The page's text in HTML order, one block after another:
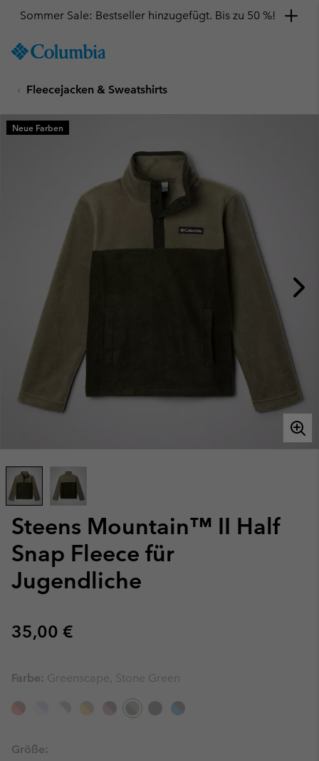
TO
SKIP
MAIN
NAV
Sommer Sale: Bestseller hinzugefügt. Bis zu 50 %!
Fleecejacken & Sweatshirts
Steens Mountain™ II Half
Snap Fleece für
Jugendliche
Regular price:
35,00 €
Neue Farben
Farbe: Greenscape, Stone Green
Größe: